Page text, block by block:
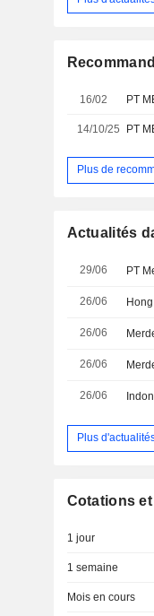
16/02 PT
14/10/25
Plus de
Actualités
29/06
26/06
26/06
26/06
26/06
Plus
Cotations
1 jour
1 semaine
Mois en cours